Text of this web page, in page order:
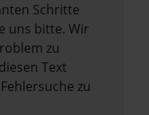
Schritte
uns bitte. Wir
zu
Text
zu